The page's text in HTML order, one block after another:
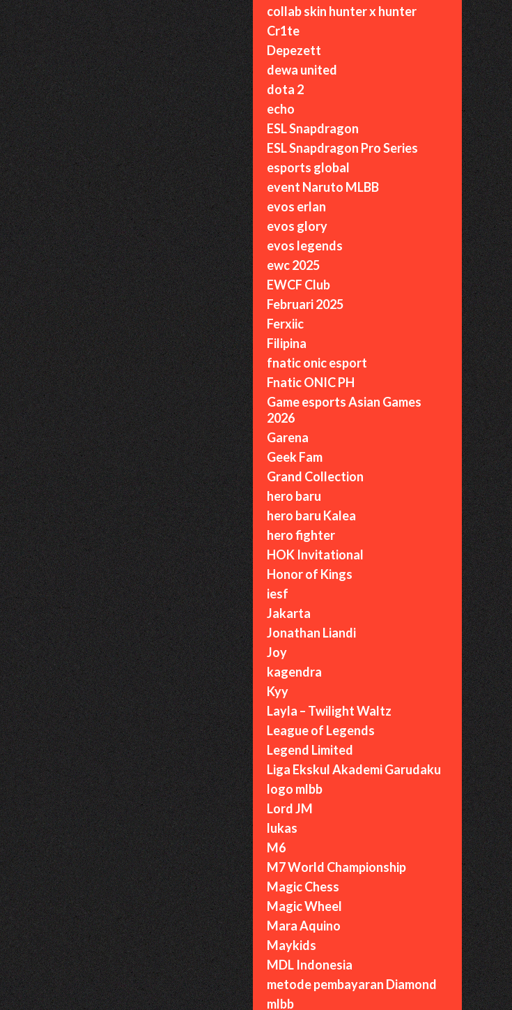
collab skin hunter x hunter
Cr1te
Depezett
dewa united
dota 2
echo
ESL Snapdragon
ESL Snapdragon Pro Series
esports global
event Naruto MLBB
evos erlan
evos glory
evos legends
ewc 2025
EWCF Club
Februari 2025
Ferxiic
Filipina
fnatic onic esport
Fnatic ONIC PH
Game esports Asian Games
2026
Garena
Geek Fam
Grand Collection
hero baru
hero baru Kalea
hero fighter
HOK Invitational
Honor of Kings
iesf
Jakarta
Jonathan Liandi
Joy
kagendra
Kyy
Layla – Twilight Waltz
League of Legends
Legend Limited
Liga Ekskul Akademi Garudaku
logo mlbb
Lord JM
lukas
M6
M7 World Championship
Magic Chess
Magic Wheel
Mara Aquino
Maykids
MDL Indonesia
metode pembayaran Diamond
mlbb